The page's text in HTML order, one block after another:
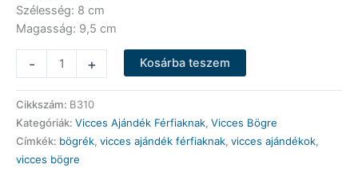
Szélesség: 8 cm
Magasság: 9,5 cm
-
Bögre
-
Az
Igazi
Férfi
Bögre
+ Kosárba teszem
Cikkszám: B310
Kategóriák: Vicces Ajándék Férfiaknak, Vicces Bögre
Címkék: bögrék, vicces ajándék férfiaknak, vicces ajándékok,
vicces bögre